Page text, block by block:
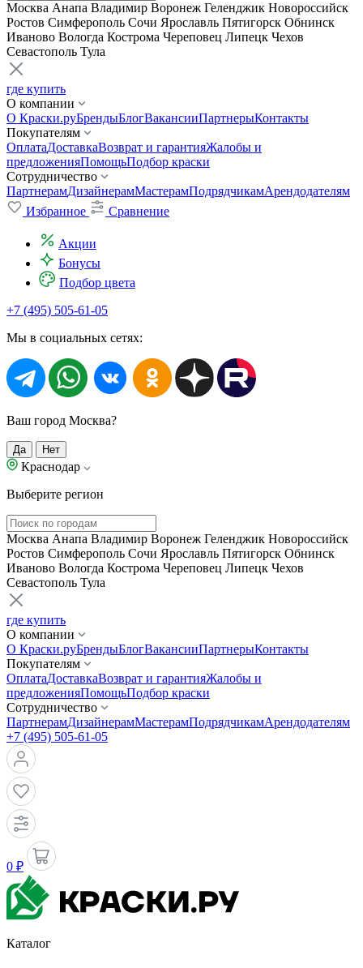
Москва Анапа Владимир Воронеж Геленджик Новороссийск
Ростов Симферополь Сочи Ярославль Пятигорск Обнинск
Иваново Вологда Кострома Череповец Липецк Чехов
Севастополь Тула
где купить
О компании
О Краски.руБрендыБлогВакансииПартнерыКонтакты
Покупателям
ОплатаДоставкаВозврат и гарантияЖалобы и
предложенияПомощьПодбор краски
Сотрудничество
ПартнерамДизайнерамМастерамПодрядчикамАрендодателям
Избранное
Сравнение
Акции
Бонусы
Подбор цвета
+7 (495) 505-61-05
Мы в социальных сетях:
Ваш город Москва?
Да Нет
Краснодар
Выберите регион
Москва Анапа Владимир Воронеж Геленджик Новороссийск
Ростов Симферополь Сочи Ярославль Пятигорск Обнинск
Иваново Вологда Кострома Череповец Липецк Чехов
Севастополь Тула
где купить
О компании
О Краски.руБрендыБлогВакансииПартнерыКонтакты
Покупателям
ОплатаДоставкаВозврат и гарантияЖалобы и
предложенияПомощьПодбор краски
Сотрудничество
ПартнерамДизайнерамМастерамПодрядчикамАрендодателям
+7 (495) 505-61-05
0 ₽
Каталог